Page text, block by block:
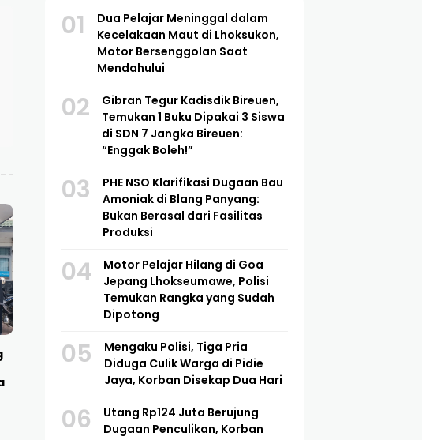
Trending
01
Dua Pelajar Meninggal dalam
Kecelakaan Maut di Lhoksukon,
Motor Bersenggolan Saat
Mendahului
02
Gibran Tegur Kadisdik Bireuen,
Temukan 1 Buku Dipakai 3 Siswa
di SDN 7 Jangka Bireuen:
“Enggak Boleh!”
03
PHE NSO Klarifikasi Dugaan Bau
Amoniak di Blang Panyang:
Bukan Berasal dari Fasilitas
Motor Pelajar Hilang di Goa